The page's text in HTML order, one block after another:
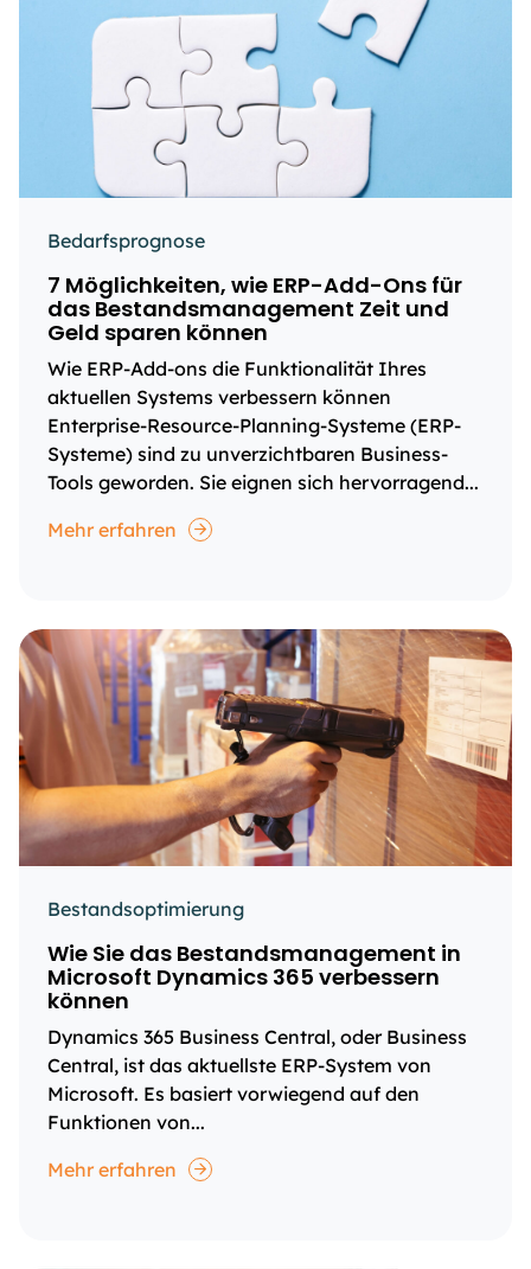
Bedarfsprognose
7 Möglichkeiten, wie ERP-Add-Ons für
das Bestandsmanagement Zeit und
Geld sparen können
Wie ERP-Add-ons die Funktionalität Ihres
aktuellen Systems verbessern können
Enterprise-Resource-Planning-Systeme (ERP-
Systeme) sind zu unverzichtbaren Business-
Tools geworden. Sie eignen sich hervorragend...
Mehr erfahren
Bestandsoptimierung
Wie Sie das Bestandsmanagement in
Microsoft Dynamics 365 verbessern
können
Dynamics 365 Business Central, oder Business
Central, ist das aktuellste ERP-System von
Microsoft. Es basiert vorwiegend auf den
Funktionen von...
Mehr erfahren